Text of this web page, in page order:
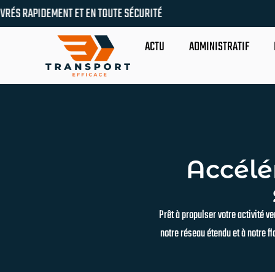
SÉCURITÉ
ACTU
ADMINISTRATIF
Prêt à propulser votre activité
notre réseau étendu et à notre